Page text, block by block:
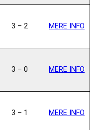
3 – 2 MERE INFO
3 – 0 MERE INFO
3 – 1 MERE INFO